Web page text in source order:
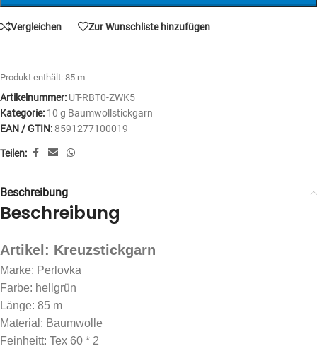
Vergleichen Zur Wunschliste hinzufügen
Produkt enthält: 85 m
Artikelnummer: UT-RBT0-ZWK5
Kategorie: 10 g Baumwollstickgarn
EAN / GTIN: 8591277100019
Teilen:
Beschreibung
Beschreibung
Artikel: Kreuzstickgarn
Marke: Perlovka
Farbe: hellgrün
Länge: 85 m
Material: Baumwolle
Feinheitt: Tex 60 * 2